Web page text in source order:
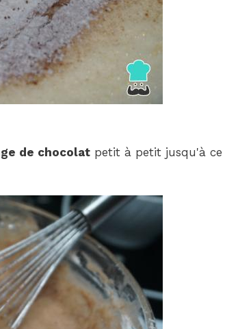
de chocolat petit à petit jusqu'à ce